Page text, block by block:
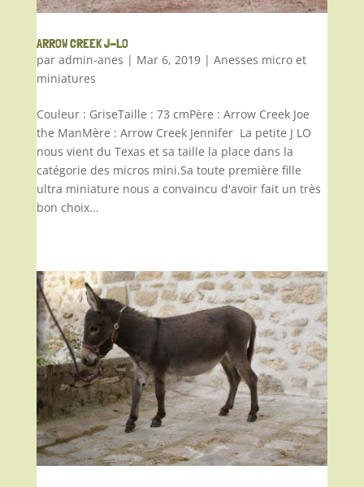
ARROW CREEK J-LO
par admin-anes | Mar 6, 2019| Anesses micro et
miniatures
Couleur : GriseTaille : 73 cmPère : Arrow Creek Joe
the ManMère : Arrow Creek Jennifer La petite J LO
nous vient du Texas et sa taille la place dans la
catégorie des micros mini.Sa toute première fille
ultra miniature nous a convaincu d'avoir fait un très
bon choix...